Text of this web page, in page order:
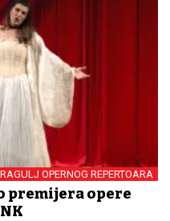
OPERNOG REPERTOARA
premijera opere